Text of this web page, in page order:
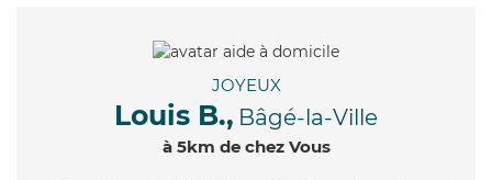
JOYEUX
Louis B., Bâgé-la-Ville
à 5km de chez Vous